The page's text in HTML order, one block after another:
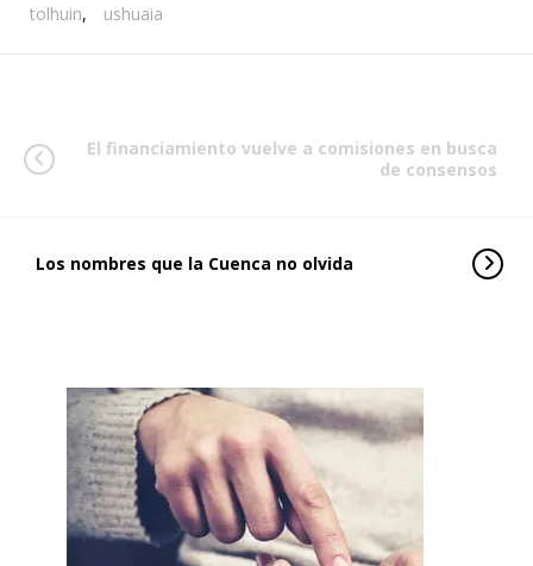
tolhuin, ushuaia
El financiamiento vuelve a comisiones en busca
de consensos
Los nombres que la Cuenca no olvida